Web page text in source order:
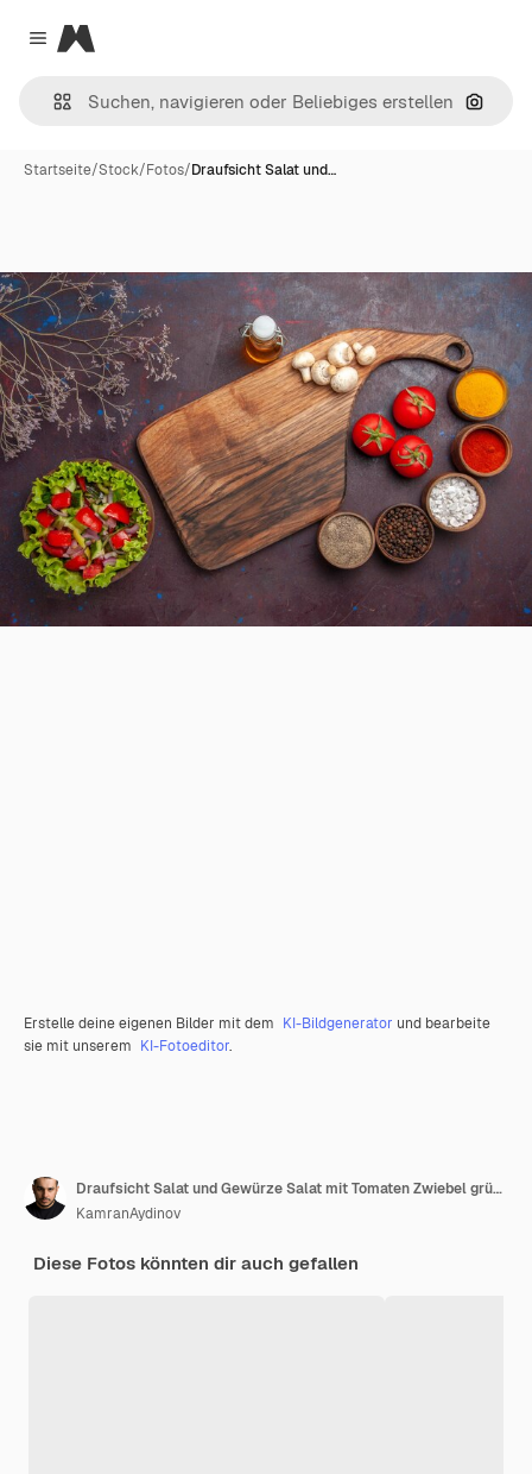
Close menu
Magnific
Nach
Startseite/Stock/Fotos/Draufsicht Salat und…
Erstelle deine eigenen Bilder mit dem KI-Bildgenerator und bearbeite
sie mit unserem KI-Fotoeditor.
Draufsicht Salat und Gewürze Salat mit Tomaten Zwiebel grüne Paprika und Salatöl verschiedene Gewürze und Pilze
KamranAydinov
Diese Fotos könnten dir auch gefallen